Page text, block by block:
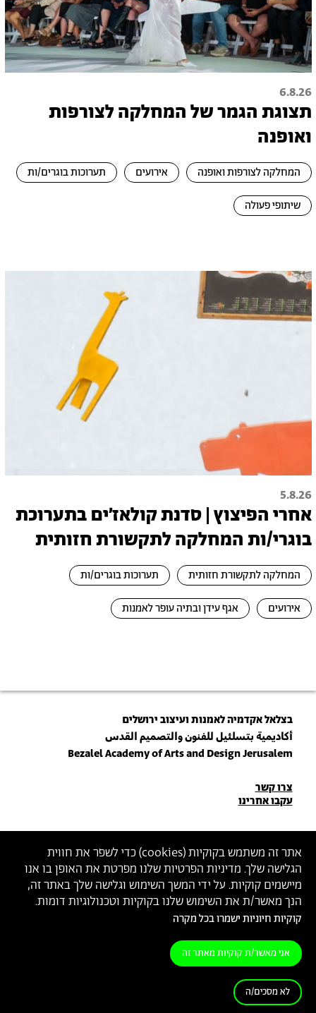
אתר זה משתמש בקוקיות (cookies) כדי לשפר את חווית
הגלישה שלך. מדיניות הפרטיות שלנו מפרטת את האופן בו אנו
מיישמים קוקיות. על ידי המשך השימוש וגלישה שלך באתר זה,
הנך מאשר/ת את השימוש שלנו בקוקיות וטכנולוגיות דומות.
קוקיות חיוניות ישמרו בכל מקרה
אני מאשר/ת קוקיות מאתר זה
לא מסכים/ה
6.8.26
תצוגת הגמר של המחלקה לצורפות
ואופנה
המחלקה לצורפות ואופנה אירועים תערוכות בוגרים/ות
שיתופי פעולה
5.8.26
אחרי הפיצוץ | סדנת קולאז׳ים בתערוכת
בוגרי/ות המחלקה לתקשורת חזותית
המחלקה לתקשורת חזותית תערוכות בוגרים/ות
אירועים אגף עידן ובתיה עופר לאמנות
בצלאל אקדמיה לאמנות ועיצוב ירושלים
أكاديمية بتسلئيل للفنون والتصميم القدس
Bezalel Academy of Arts and Design Jerusalem
פרטי
יצירת
קשר
צרו קשר
עקבו אחרינו
הצטרפו לניוזלטר שלנו
הכניסו כתובת מייל
ההצטרפות מהווה הסכמה למדיניות הפרטיות ול תנאי השימוש של בצלאל
הצהרת נגישות מדיניות פרטיות